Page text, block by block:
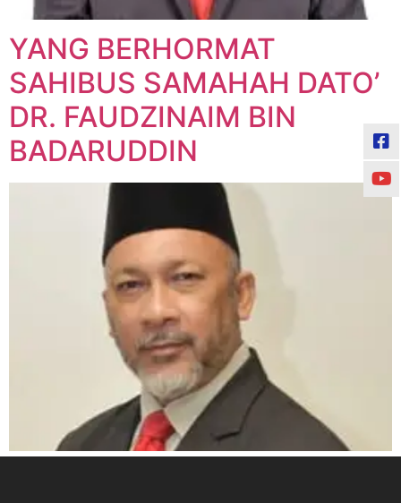
YANG BERHORMAT
SAHIBUS SAMAHAH DATO’
DR. FAUDZINAIM BIN
BADARUDDIN